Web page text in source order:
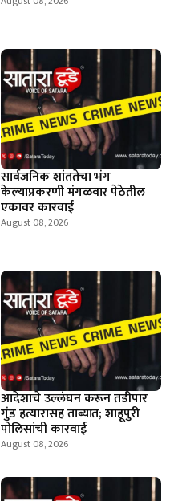
सार्वजनिक शांततेचा भंग
केल्याप्रकरणी मंगळवार पेठेतील
एकावर कारवाई
August 08, 2026
आदेशाचे उल्लंघन करून तडीपार
गुंड हत्यारासह ताब्यात; शाहूपुरी
पोलिसांची कारवाई
August 08, 2026